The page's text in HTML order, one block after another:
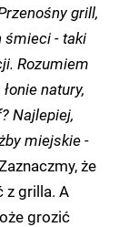
grill,
śmieci - taki
Rozumiem
natury,
Najlepiej,
miejskie -
że
z grilla. A
grozić